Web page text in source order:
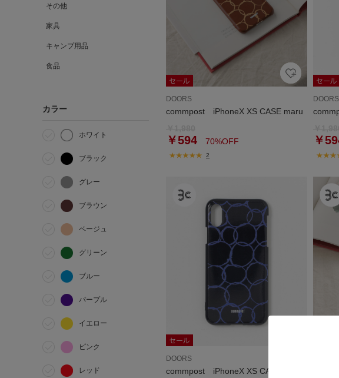
その他
家具
キャンプ用品
食品
カラー
ホワイト
ブラック
グレー
ブラウン
ベージュ
グリーン
ブルー
パープル
イエロー
ピンク
レッド
DOORS
commpost iPhoneX XS CASE maru
￥594 70%OFF
2
DOORS
￥
DOORS
commpost iPhoneX XS CASE maru